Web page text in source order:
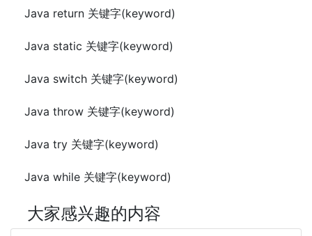
Java return 关键字(keyword)
Java static 关键字(keyword)
Java switch 关键字(keyword)
Java throw 关键字(keyword)
Java try 关键字(keyword)
Java while 关键字(keyword)
大家感兴趣的内容